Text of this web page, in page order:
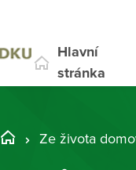
Hlavní
stránka
Ze života